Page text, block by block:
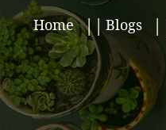
Home Blogs